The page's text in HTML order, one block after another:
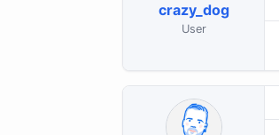
crazy_dog
User